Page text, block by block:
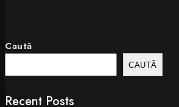
Caută
CAUTĂ
Recent Posts